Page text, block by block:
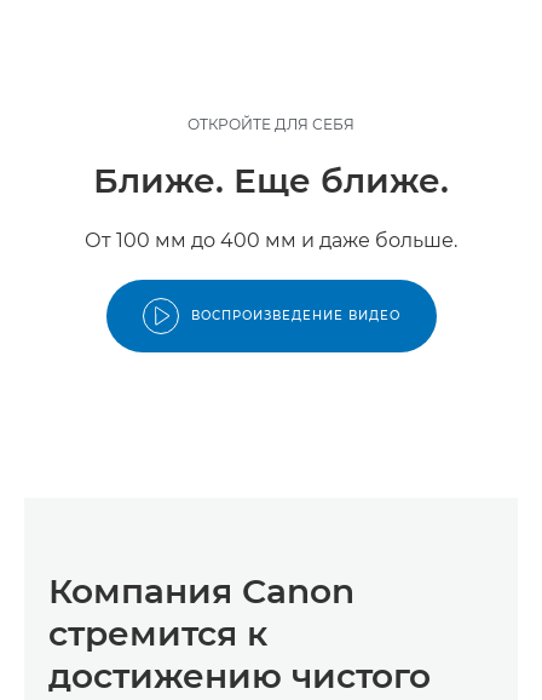
ОТКРОЙТЕ ДЛЯ СЕБЯ
Ближе. Еще ближе.
От 100 мм до 400 мм и даже больше.
ВОСПРОИЗВЕДЕНИЕ ВИДЕО
Компания Canon
стремится к
достижению чистого